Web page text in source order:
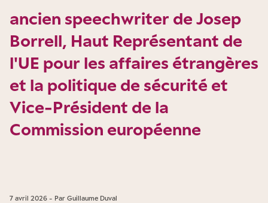
ancien speechwriter de Josep
Borrell, Haut Représentant de
l'UE pour les affaires étrangères
et la politique de sécurité et
Vice-Président de la
Commission européenne
7 avril 2026 - Par Guillaume Duval